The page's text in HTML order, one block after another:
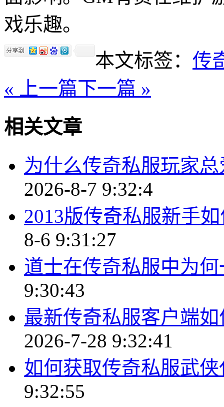
戏乐趣。
本文标签： 传
« 上一篇下一篇 »
相关文章
为什么传奇私服玩家
2026-8-7 9:32:4
2013版传奇私服新手
8-6 9:31:27
道士在传奇私服中为
9:30:43
最新传奇私服客户端
2026-7-28 9:32:41
如何获取传奇私服武
9:32:55